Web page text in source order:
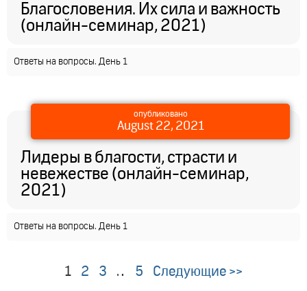
Благословения. Их сила и важность
(онлайн-семинар, 2021)
Ответы на вопросы. День 1
опубликовано
August 22, 2021
Лидеры в благости, страсти и
невежестве (онлайн-семинар,
2021)
Ответы на вопросы. День 1
1 2 3 … 5 Следующие >>